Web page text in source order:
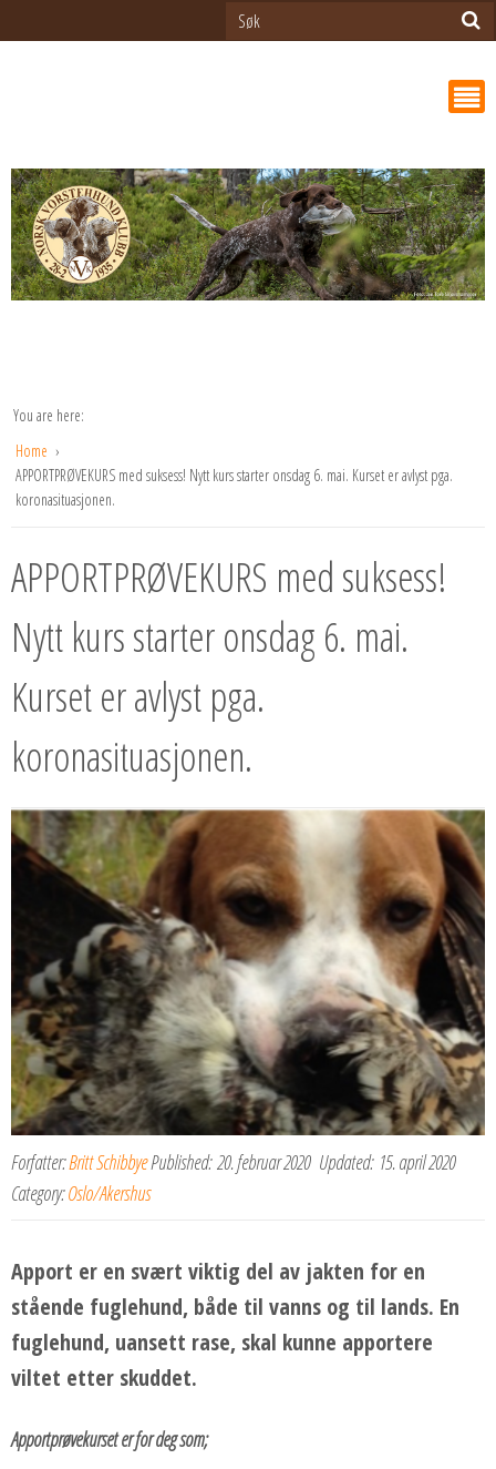
You are here:
Home
APPORTPRØVEKURS med suksess! Nytt kurs starter onsdag 6. mai. Kurset er avlyst pga.
koronasituasjonen.
APPORTPRØVEKURS med suksess!
Nytt kurs starter onsdag 6. mai.
Kurset er avlyst pga.
koronasituasjonen.
Forfatter:Britt SchibbyePublished: 20. februar 2020 Updated: 15. april 2020
Category:Oslo/Akershus
Apport er en svært viktig del av jakten for en
stående fuglehund, både til vanns og til lands. En
fuglehund, uansett rase, skal kunne apportere
viltet etter skuddet.
Apportprøvekurset er for deg som;